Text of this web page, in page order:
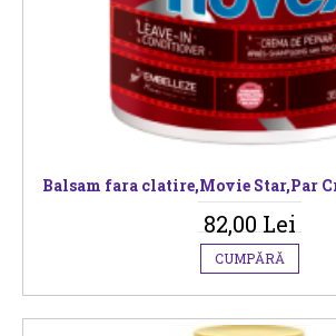
Balsam fara clatire,Movie Star,Par
82,00 Lei
CUMPĂRĂ